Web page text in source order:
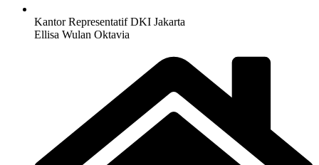
Kantor Representatif DKI Jakarta
Ellisa Wulan Oktavia